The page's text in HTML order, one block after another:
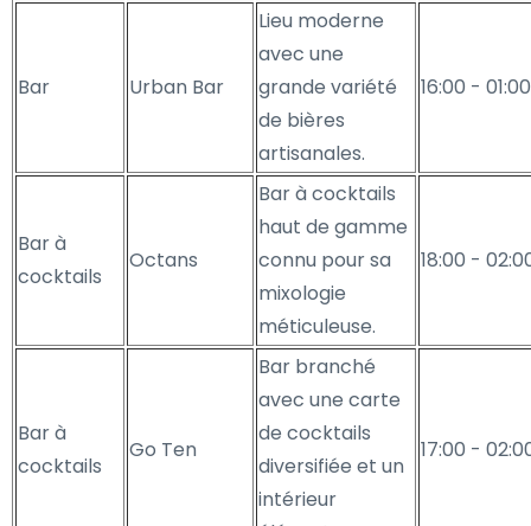
Bar Urban Bar
Lieu moderne
avec une
grande variété
de bières
artisanales.
16:00 - 01:00
Bar à
cocktails
Octans
Bar à cocktails
haut de gamme
connu pour sa
mixologie
méticuleuse.
18:00 -
Bar à
cocktails
Go Ten
Bar branché
avec une carte
de cocktails
diversifiée et un
intérieur
17:00 -